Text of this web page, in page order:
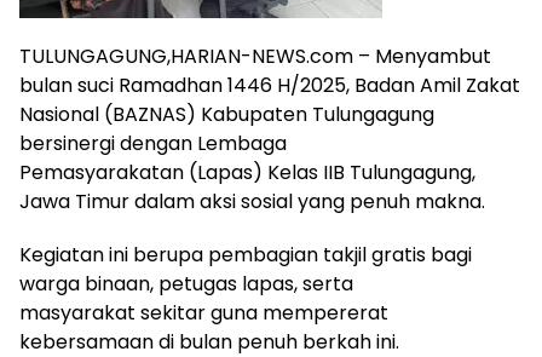
TULUNGAGUNG,HARIAN-NEWS.com – Menyambut
bulan suci Ramadhan 1446 H/2025, Badan Amil Zakat
Nasional (BAZNAS) Kabupaten Tulungagung
bersinergi dengan Lembaga
Pemasyarakatan (Lapas) Kelas IIB Tulungagung,
Jawa Timur dalam aksi sosial yang penuh makna.
Kegiatan ini berupa pembagian takjil gratis bagi
warga binaan, petugas lapas, serta
masyarakat sekitar guna mempererat
kebersamaan di bulan penuh berkah ini.